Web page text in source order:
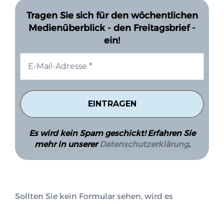
Tragen Sie sich für den wöchentlichen
Medienüberblick - den Freitagsbrief -
ein!
Es wird kein Spam geschickt! Erfahren Sie
mehr in unsererDatenschutzerklärung.
Sollten Sie kein Formular sehen, wird es